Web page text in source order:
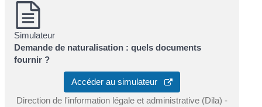
Simulateur
Demande de naturalisation : quels documents
fournir ?
Accéder au simulateur
Direction de l'information légale et administrative (Dila) -